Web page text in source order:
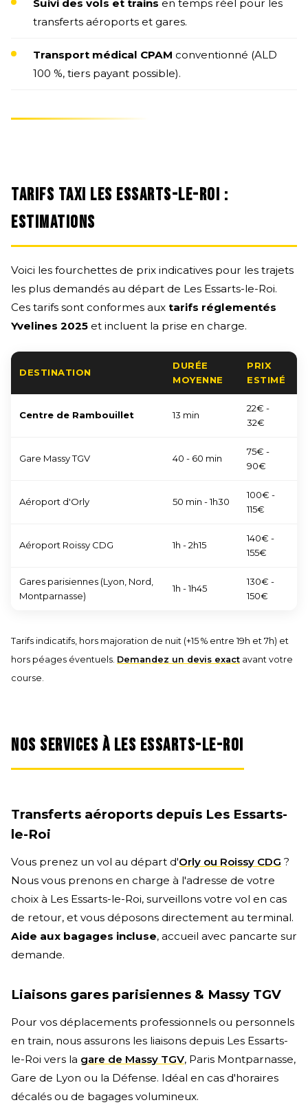
Suivi des vols et trains en temps réel pour les
transferts aéroports et gares.
Transport médical CPAM conventionné (ALD
100 %, tiers payant possible).
TARIFS TAXI LES ESSARTS-LE-ROI :
ESTIMATIONS
Voici les fourchettes de prix indicatives pour les trajets
les plus demandés au départ de Les Essarts-le-Roi.
Ces tarifs sont conformes aux tarifs réglementés
Yvelines 2025 et incluent la prise en charge.
DESTINATION
DURÉE
MOYENNE
PRIX
ESTIMÉ
Centre de Rambouillet 13 min
22€ -
32€
Gare Massy TGV 40 - 60 min
75€ -
90€
Aéroport d'Orly 50 min - 1h30
100€ -
115€
Aéroport Roissy CDG 1h - 2h15
140€ -
155€
Gares parisiennes (Lyon, Nord,
Montparnasse)
1h - 1h45
130€ -
150€
Tarifs indicatifs, hors majoration de nuit (+15 % entre 19h et 7h) et
hors péages éventuels. Demandez un devis exact avant votre
course.
NOS SERVICES À LES ESSARTS-LE-ROI
Transferts aéroports depuis Les Essarts-
le-Roi
Vous prenez un vol au départ d'Orly ou Roissy CDG ?
Nous vous prenons en charge à l'adresse de votre
choix à Les Essarts-le-Roi, surveillons votre vol en cas
de retour, et vous déposons directement au terminal.
Aide aux bagages incluse, accueil avec pancarte sur
demande.
Liaisons gares parisiennes & Massy TGV
Pour vos déplacements professionnels ou personnels
en train, nous assurons les liaisons depuis Les Essarts-
le-Roi vers la gare de Massy TGV, Paris Montparnasse,
Gare de Lyon ou la Défense. Idéal en cas d'horaires
décalés ou de bagages volumineux.